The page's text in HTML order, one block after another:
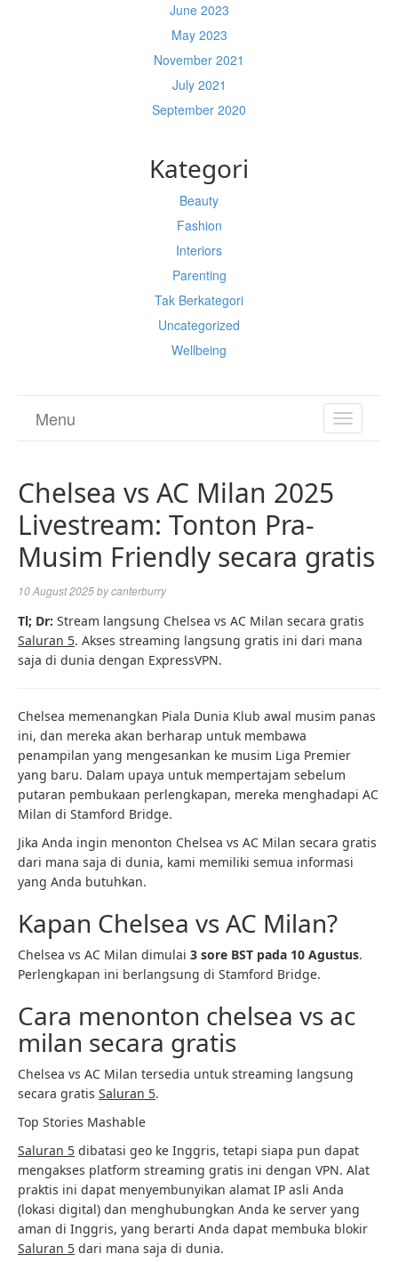
June 2023
May 2023
November 2021
July 2021
September 2020
Kategori
Beauty
Fashion
Interiors
Parenting
Tak Berkategori
Uncategorized
Wellbeing
TOGGLE
Menu
Chelsea vs AC Milan 2025
Livestream: Tonton Pra-
Musim Friendly secara gratis
10 August 2025bycanterburry
Tl; Dr: Stream langsung Chelsea vs AC Milan secara gratis
Saluran 5. Akses streaming langsung gratis ini dari mana
saja di dunia dengan ExpressVPN.
Chelsea memenangkan Piala Dunia Klub awal musim panas
ini, dan mereka akan berharap untuk membawa
penampilan yang mengesankan ke musim Liga Premier
yang baru. Dalam upaya untuk mempertajam sebelum
putaran pembukaan perlengkapan, mereka menghadapi AC
Milan di Stamford Bridge.
Jika Anda ingin menonton Chelsea vs AC Milan secara gratis
dari mana saja di dunia, kami memiliki semua informasi
yang Anda butuhkan.
Kapan Chelsea vs AC Milan?
Chelsea vs AC Milan dimulai 3 sore BST pada 10 Agustus.
Perlengkapan ini berlangsung di Stamford Bridge.
Cara menonton chelsea vs ac
milan secara gratis
Chelsea vs AC Milan tersedia untuk streaming langsung
secara gratis Saluran 5.
Top Stories Mashable
Saluran 5 dibatasi geo ke Inggris, tetapi siapa pun dapat
mengakses platform streaming gratis ini dengan VPN. Alat
praktis ini dapat menyembunyikan alamat IP asli Anda
(lokasi digital) dan menghubungkan Anda ke server yang
aman di Inggris, yang berarti Anda dapat membuka blokir
Saluran 5 dari mana saja di dunia.